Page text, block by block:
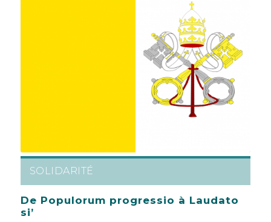
SOLIDARITÉ
De Populorum progressio à Laudato
si’